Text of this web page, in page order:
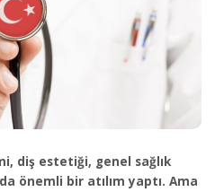
diş estetiği, genel sağlık
önemli bir atılım yaptı. Ama